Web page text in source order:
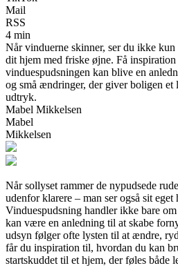
Mail
RSS
4 min
Når vinduerne skinner, ser du ikke kun
dit hjem med friske øjne. Få
vinduespudsningen kan blive en
og små ændringer, der giver boligen et
udtryk.
Mabel Mikkelsen
Mabel
Mikkelsen
Når sollyset rammer de nypudsede
udenfor klarere – man ser også sit
Vinduespudsning handler ikke bare
kan være en anledning til at skabe
udsyn følger ofte lysten til at ændre,
får du inspiration til, hvordan du kan
startskuddet til et hjem, der føles både